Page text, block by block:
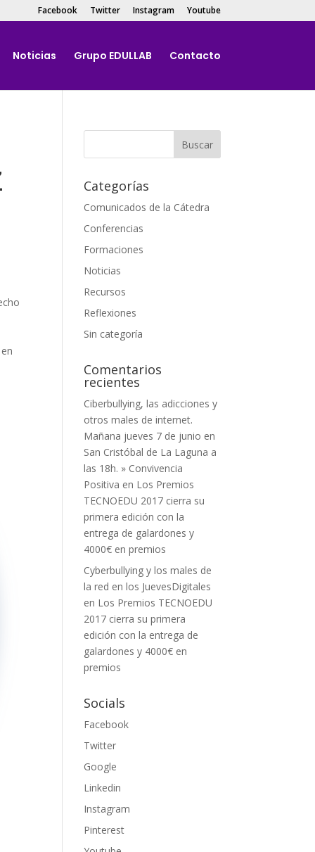
Facebook Twitter Instagram Youtube
Noticias Grupo EDULLAB Contacto
Categorías
Comunicados de la Cátedra
Conferencias
Formaciones
Noticias
Recursos
Reflexiones
Sin categoría
Comentarios
recientes
Ciberbullying, las adicciones y
otros males de internet.
Mañana jueves 7 de junio en
San Cristóbal de La Laguna a
las 18h. » Convivencia
Positiva en Los Premios
TECNOEDU 2017 cierra su
primera edición con la
entrega de galardones y
4000€ en premios
Cyberbullying y los males de
la red en los JuevesDigitales
en Los Premios TECNOEDU
2017 cierra su primera
edición con la entrega de
galardones y 4000€ en
premios
Socials
Facebook
Twitter
Google
Linkedin
Instagram
Pinterest